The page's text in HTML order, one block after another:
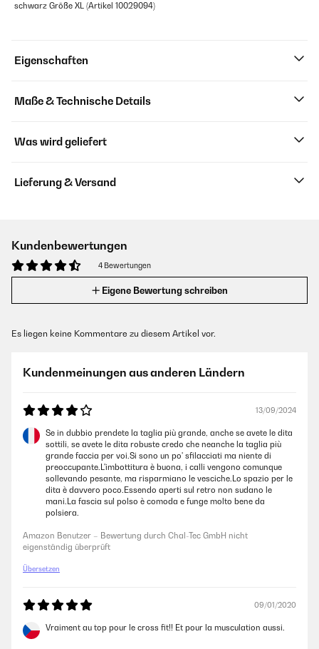
schwarz Größe XL (Artikel 10029094)
Eigenschaften
Maße & Technische Details
Was wird geliefert
Lieferung & Versand
Kundenbewertungen
4 Bewertungen
Eigene Bewertung schreiben
Es liegen keine Kommentare zu diesem Artikel vor.
Kundenmeinungen aus anderen Ländern
13/09/2024
Se in dubbio prendete la taglia più grande, anche se avete le dita
sottili, se avete le dita robuste credo che neanche la taglia più
grande faccia per voi.Si sono un po' sfilacciati ma niente di
preoccupante.L'imbottitura è buona, i calli vengono comunque
sollevando pesante, ma risparmiano le vesciche.Lo spazio per le
dita è davvero poco.Essendo aperti sul retro non sudano le
mani.La fascia sul polso è comoda e funge molto bene da
polsiera.
Amazon Benutzer – Bewertung durch Chal-Tec GmbH nicht
eigenständig überprüft
Übersetzen
09/01/2020
Vraiment au top pour le cross fit!! Et pour la musculation aussi.